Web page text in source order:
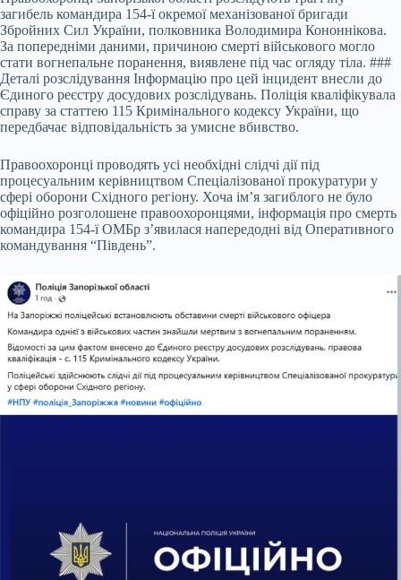
загибель командира 154-ї окремої механізованої бригади
Збройних Сил України, полковника Володимира Кононнікова.
За попередніми даними, причиною смерті військового могло
стати вогнепальне поранення, виявлене під час огляду тіла. ###
Деталі розслідування Інформацію про цей інцидент внесли до
Єдиного реєстру досудових розслідувань. Поліція кваліфікувала
справу за статтею 115 Кримінального кодексу України, що
передбачає відповідальність за умисне вбивство.
Правоохоронці проводять усі необхідні слідчі дії під
процесуальним керівництвом Спеціалізованої прокуратури у
сфері оборони Східного регіону. Хоча ім’я загиблого не було
офіційно розголошене правоохоронцями, інформація про смерть
командира 154-ї ОМБр з’явилася напередодні від Оперативного
командування “Південь”.